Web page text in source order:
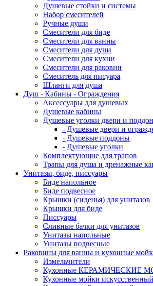
Душевые стойки и системы
Набор смесителей
Ручные души
Смесители для биде
Смесители для ванны
Смесители для душа
Смесители для кухни
Смесители для раковин
Смеситель для писуара
Шланги для душа
Душ - Кабины - Ограждения
Аксессуары для душевых
Душевые кабины
Душевые уголки двери и
- Душевые двери и
- Душевые поддоны
- Душевые уголки
Комплектующие для трапов
Трапы для душа и дренажные
Унитазы, биде, писсуары
Биде напольное
Биде подвесное
Крышки (сиденья) для унитазов
Крышки для биде
Писсуары
Сливные бачки для унитазов
Унитазы напольные
Унитазы подвесные
Раковины для ванны и кухонные
Измельчители
Кухонные КЕРАМИЧЕСКИЕ
Кухонные мойки